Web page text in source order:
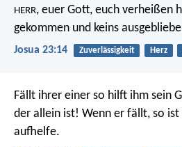
HERR, euer Gott, euch verheißen
gekommen und keins
Josua 23:14 Zuverlässigkeit Herz
Fällt ihrer einer so hilft ihm sein
der allein ist! Wenn er fällt, so ist
aufhelfe.